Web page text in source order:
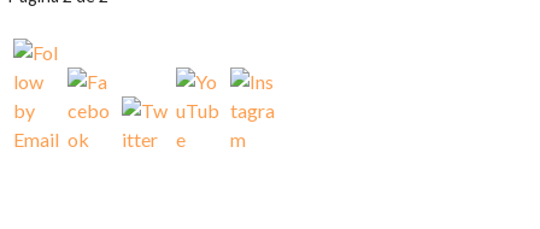
POR
ENTRADA